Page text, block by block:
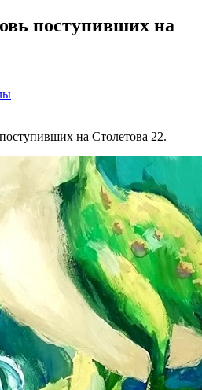
поступивших на
на Столетова 22.